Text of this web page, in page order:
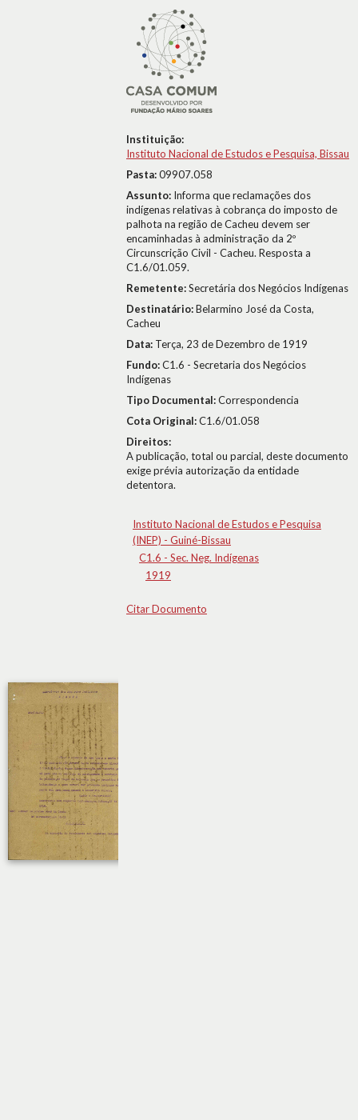
Instituição:
Instituto Nacional de Estudos e Pesquisa, Bissau
Pasta:09907.058
Assunto: Informa que reclamações dos
indígenas relativas à cobrança do imposto de
palhota na região de Cacheu devem ser
encaminhadas à administração da 2º
Circunscrição Civil - Cacheu. Resposta a
C1.6/01.059.
Remetente:Secretária dos Negócios Indígenas
Destinatário:Belarmino José da Costa,
Cacheu
Data: Terça, 23 de Dezembro de 1919
Fundo:C1.6 - Secretaria dos Negócios
Indígenas
Tipo Documental:Correspondencia
Cota Original:C1.6/01.058
Direitos:
A publicação, total ou parcial, deste documento
exige prévia autorização da entidade
detentora.
Instituto Nacional de Estudos e Pesquisa
(INEP) - Guiné-Bissau
C1.6 - Sec. Neg. Indígenas
1919
Citar Documento